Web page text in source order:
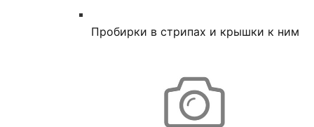
Пробирки в стрипах и крышки к ним